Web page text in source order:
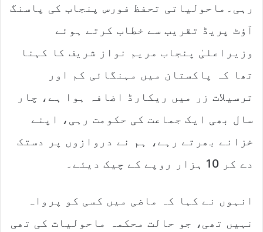
i
رہی۔ماحولیاتی تحفظ فورس پنجاب کی پاسنگ
آؤٹ پریڈ تقریب سے خطاب کرتے ہوئے
وزیراعلیٰ پنجاب مریم نواز شریف کا کہنا
تھا کہ پاکستان میں مہنگائی کم اور
ترسیلات زر میں ریکارڈ اضافہ ہوا ہے، چار
سال بھی ایک جماعت کی حکومت رہی، اپنے
خزانے بھرتے رہے، ہم نے دروازوں پر دستک
دے کر 10 ہزار روپے کے چیک دیئے۔
انہوں نے کہا کہ ماضی میں کسی کو پرواہ
نہیں تھی، جو حالت محکمہ ماحولیات کی تھی